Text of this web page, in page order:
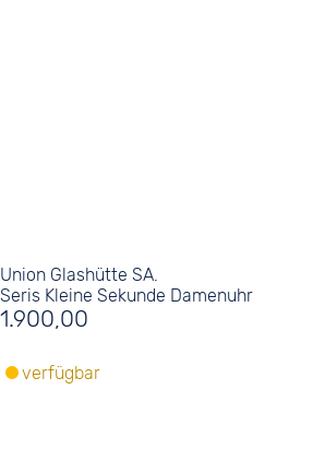
Union Glashütte SA.
Seris Kleine Sekunde Damenuhr
1.900,00
verfügbar